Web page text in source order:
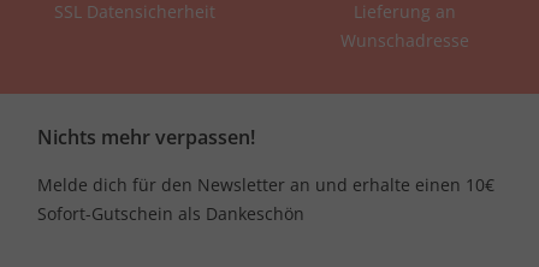
SSL Datensicherheit
Lieferung an
Wunschadresse
Nichts mehr verpassen!
Melde dich für den Newsletter an und erhalte einen 10€
Sofort-Gutschein als Dankeschön